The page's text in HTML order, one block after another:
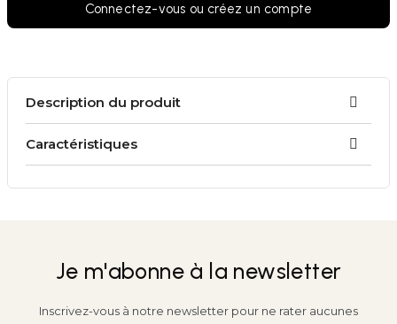
Connectez-vous ou créez un compte
Description du produit
Caractéristiques
Je m'abonne à la newsletter
Inscrivez-vous à notre newsletter pour ne rater aucunes